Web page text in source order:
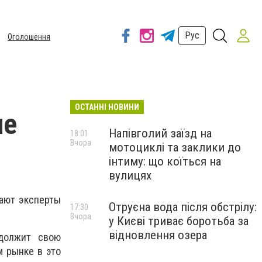
Оголошення Рус
эксперты
свою
рынке в это
ОСТАННІ НОВИНИ
Напівголий заїзд на
мотоциклі та заклики до
інтиму: що коїться на
вулицях
18:01
Вчора
Отруєна вода після обстрілу:
у Києві триває боротьба за
відновлення озера
17:30
Вчора